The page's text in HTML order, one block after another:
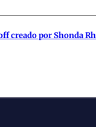
creado por Shonda